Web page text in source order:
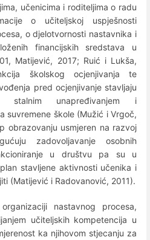
učenicima i roditeljima o radu
o učiteljskoj uspješnosti
o djelotvornosti nastavnika i
financijskih sredstava u
Matijević, 2017; Ruić i Lukša,
školskog ocjenjivanja te
pred ocjenjivanje stavljaju
unapređivanjem i
suvremene škole (Mužić i Vrgoč,
obrazovanju usmjeren na razvoj
zadovoljavanje osobnih
u društvu pa su u
stavljene aktivnosti učenika i
(Matijević i Radovanović, 2011).
nastavnog procesa,
učiteljskih kompetencija u
ka njihovom stjecanju za